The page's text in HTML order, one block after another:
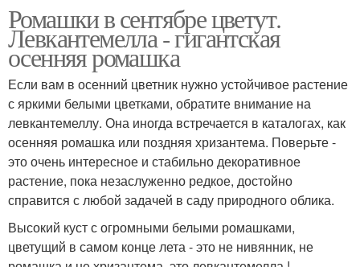
Ромашки в сентябре цветут.
Левкантемелла - гигантская
осенняя ромашка
Если вам в осенний цветник нужно устойчивое растение
с яркими белыми цветками, обратите внимание на
левкантемеллу. Она иногда встречается в каталогах, как
осенняя ромашка или поздняя хризантема. Поверьте -
это очень интересное и стабильно декоративное
растение, пока незаслуженно редкое, достойно
справится с любой задачей в саду природного облика.
Высокий куст с огромными белыми ромашками,
цветущий в самом конце лета - это не нивянник, не